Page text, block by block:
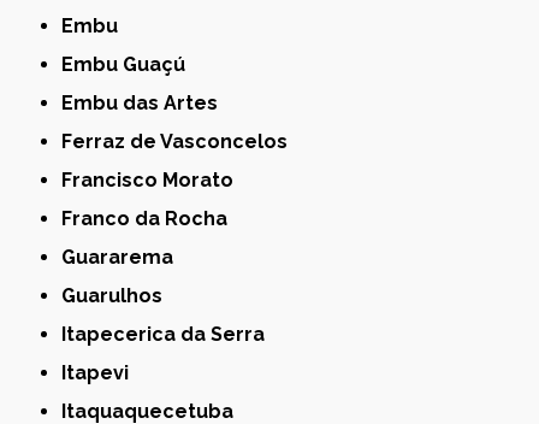
Embu
Embu Guaçú
Embu das Artes
Ferraz de Vasconcelos
Francisco Morato
Franco da Rocha
Guararema
Guarulhos
Itapecerica da Serra
Itapevi
Itaquaquecetuba